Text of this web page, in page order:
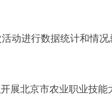
动进行数据统计和情况
展北京市农业职业技